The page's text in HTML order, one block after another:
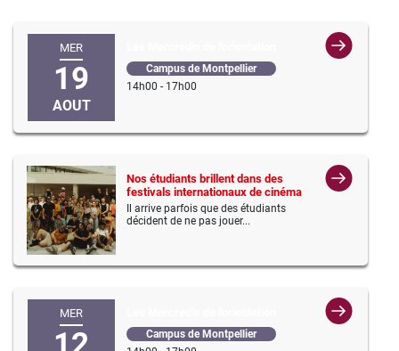
MER
19
AOUT
Campus de Montpellier
14h00 - 17h00
Nos étudiants brillent dans des
festivals internationaux de cinéma
Il arrive parfois que des étudiants
décident de ne pas jouer...
MER
Campus de Montpellier